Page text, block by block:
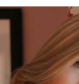
APIE MANE